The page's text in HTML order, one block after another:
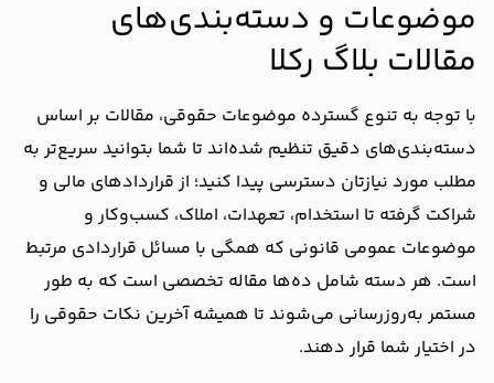
موضوعات و دسته‌بندی‌های
مقالات بلاگ رکلا
با توجه به تنوع گسترده موضوعات حقوقی، مقالات بر اساس
دسته‌بندی‌های دقیق تنظیم شده‌اند تا شما بتوانید سریع‌تر به
مطلب مورد نیازتان دسترسی پیدا کنید؛ از قراردادهای مالی و
شراکت گرفته تا استخدام، تعهدات، املاک، کسب‌وکار و
موضوعات عمومی قانونی که همگی با مسائل قراردادی مرتبط
است. هر دسته شامل ده‌ها مقاله تخصصی است که به طور
مستمر به‌روزرسانی می‌شوند تا همیشه آخرین نکات حقوقی را
در اختیار شما قرار دهند.